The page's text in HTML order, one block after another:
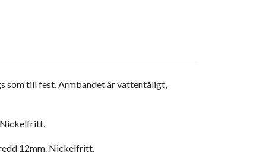
som till fest. Armbandet är vattentåligt,
Nickelfritt.
12mm. Nickelfritt.